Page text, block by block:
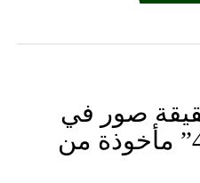
صور في
فيديو نفق “عماد 4” مأخوذة من